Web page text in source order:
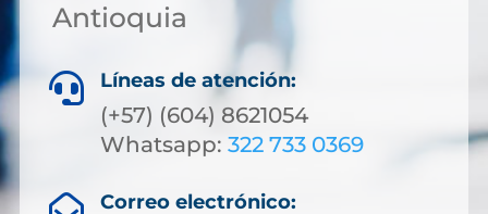
Antioquia
 Líneas de atención:
(+57) (604) 8621054
Whatsapp: 322 733 0369
Correo electrónico: